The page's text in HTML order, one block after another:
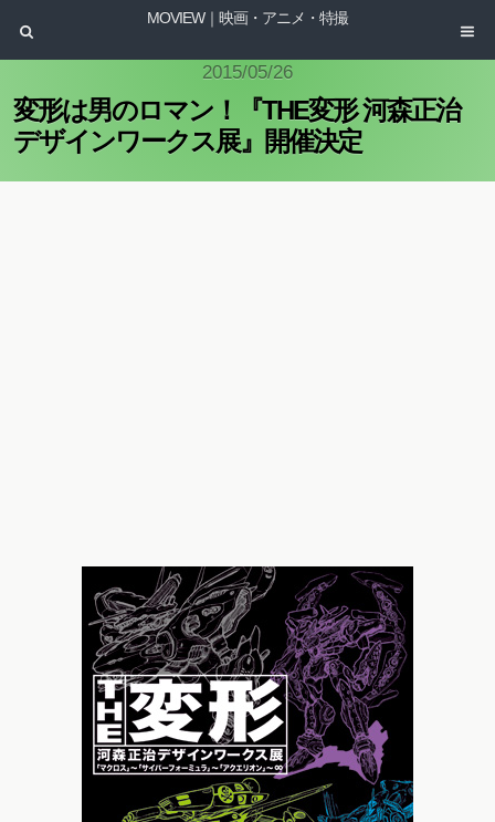
MOVIEW｜映画・アニメ・特撮
2015/05/26
変形は男のロマン！『THE変形 河森正治
デザインワークス展』開催決定